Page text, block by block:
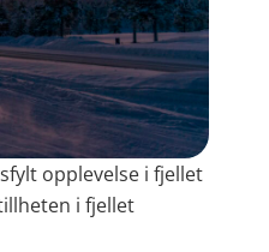
opplevelse i fjellet
i fjellet